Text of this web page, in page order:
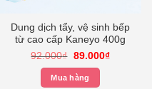
Dung dịch tẩy, vệ sinh bếp
từ cao cấp Kaneyo 400g
92.000₫ Giá
là:
92.000₫.
89.000₫Giá
Mua hàng